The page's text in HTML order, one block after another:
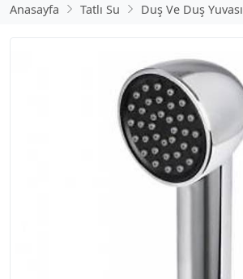
Anasayfa Tatlı Su Duş Ve Duş Yuvası